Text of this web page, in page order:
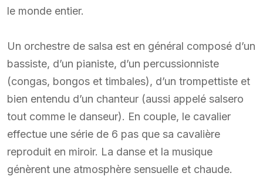
le monde entier.
Un orchestre de salsa est en général composé d’un
bassiste, d’un pianiste, d’un percussionniste
(congas, bongos et timbales), d’un trompettiste et
bien entendu d’un chanteur (aussi appelé salsero
tout comme le danseur). En couple, le cavalier
effectue une série de 6 pas que sa cavalière
reproduit en miroir. La danse et la musique
génèrent une atmosphère sensuelle et chaude.